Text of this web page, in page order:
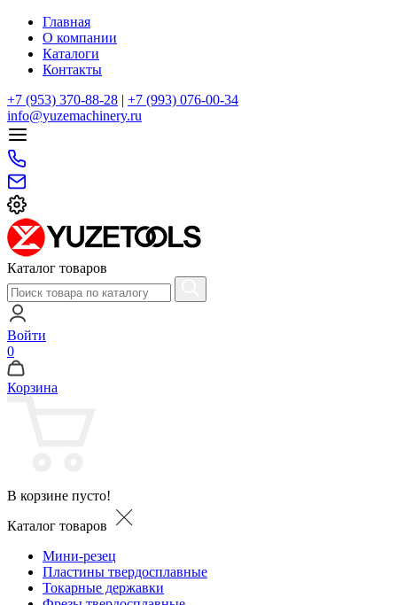
Главная
О компании
Каталоги
Контакты
+7 (953) 370-88-28 | +7 (993) 076-00-34
info@yuzemachinery.ru
Каталог товаров
Войти
0
Корзина
В корзине пусто!
Каталог товаров
Мини-резец
Пластины твердосплавные
Токарные державки